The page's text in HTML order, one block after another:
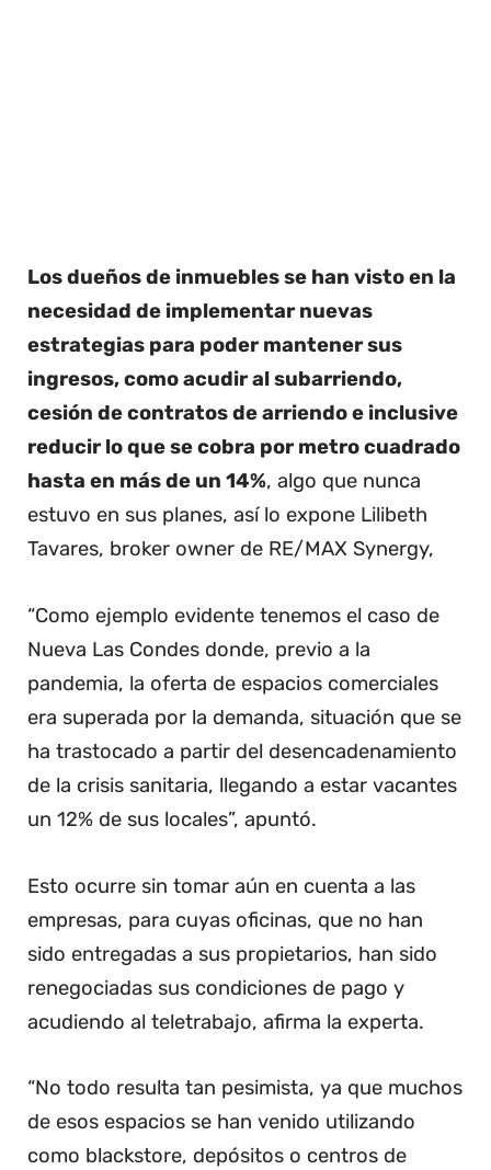
Los dueños de inmuebles se han visto en la
necesidad de implementar nuevas
estrategias para poder mantener sus
ingresos, como acudir al subarriendo,
cesión de contratos de arriendo e inclusive
reducir lo que se cobra por metro cuadrado
hasta en más de un 14%, algo que nunca
estuvo en sus planes, así lo expone Lilibeth
Tavares, broker owner de RE/MAX Synergy,
“Como ejemplo evidente tenemos el caso de
Nueva Las Condes donde, previo a la
pandemia, la oferta de espacios comerciales
era superada por la demanda, situación que se
ha trastocado a partir del desencadenamiento
de la crisis sanitaria, llegando a estar vacantes
un 12% de sus locales”, apuntó.
Esto ocurre sin tomar aún en cuenta a las
empresas, para cuyas oficinas, que no han
sido entregadas a sus propietarios, han sido
renegociadas sus condiciones de pago y
acudiendo al teletrabajo, afirma la experta.
“No todo resulta tan pesimista, ya que muchos
de esos espacios se han venido utilizando
como blackstore, depósitos o centros de